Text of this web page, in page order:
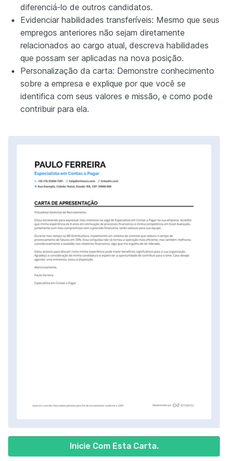
Inicie Com Esta Carta.
diferenciá-lo de outros candidatos.
Evidenciar habilidades transferíveis: Mesmo que seus
empregos anteriores não sejam diretamente
relacionados ao cargo atual, descreva habilidades
que possam ser aplicadas na nova posição.
Personalização da carta: Demonstre conhecimento
sobre a empresa e explique por que você se
identifica com seus valores e missão, e como pode
contribuir para ela.